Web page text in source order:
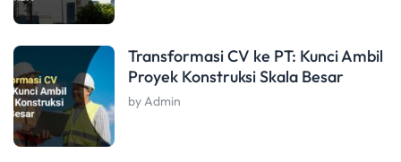
Transformasi CV ke PT: Kunci Ambil
Proyek Konstruksi Skala Besar
by Admin